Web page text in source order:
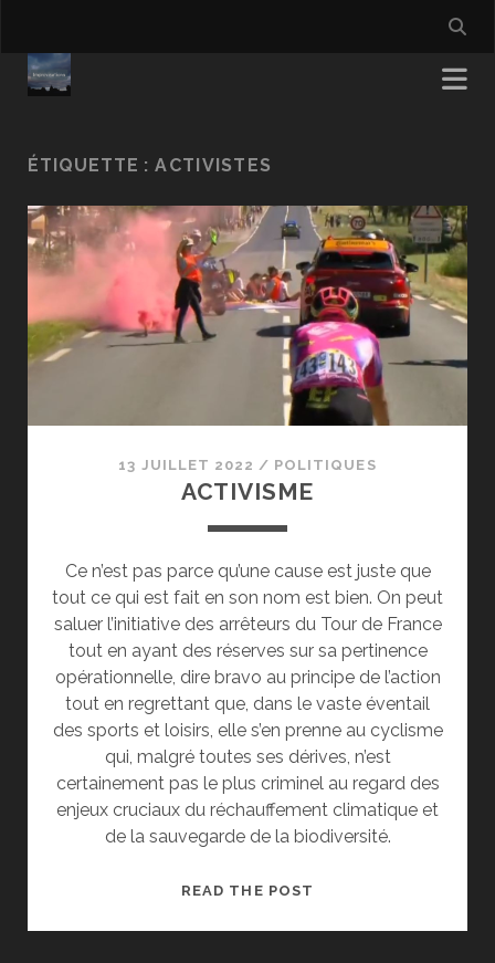
ÉTIQUETTE :ACTIVISTES
13 JUILLET 2022 / POLITIQUES
ACTIVISME
Ce n’est pas parce qu’une cause est juste que
tout ce qui est fait en son nom est bien. On peut
saluer l’initiative des arrêteurs du Tour de France
tout en ayant des réserves sur sa pertinence
opérationnelle, dire bravo au principe de l’action
tout en regrettant que, dans le vaste éventail
des sports et loisirs, elle s’en prenne au cyclisme
qui, malgré toutes ses dérives, n’est
certainement pas le plus criminel au regard des
enjeux cruciaux du réchauffement climatique et
de la sauvegarde de la biodiversité.
READ THE POST